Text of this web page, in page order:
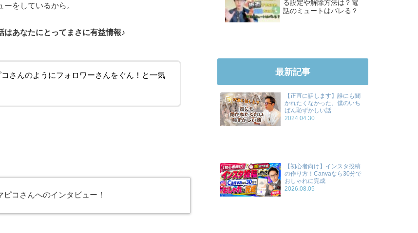
をしているから。
あなたにとってまさに有益情報♪
さんのようにフォロワーさんをぐん！と一気
コさんへのインタビュー！
る設定や解除方法は？電
話のミュートはバレる？
最新記事
【正直に話します】誰にも聞
かれたくなかった、僕のいち
ばん恥ずかしい話
2024.04.30
【初心者向け】インスタ投稿
の作り方！Canvaなら30分で
おしゃれに完成
2026.08.05